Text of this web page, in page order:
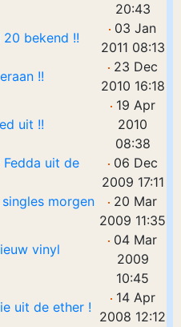
20:43
20 bekend !!
03 Jan
2011 08:13
!!
23 Dec
2010 16:18
uit !!
19 Apr
2010
08:38
uit de
06 Dec
2009 17:11
morgen
20 Mar
2009 11:35
vinyl
04 Mar
2009
10:45
uit de ether !
14 Apr
2008 12:12